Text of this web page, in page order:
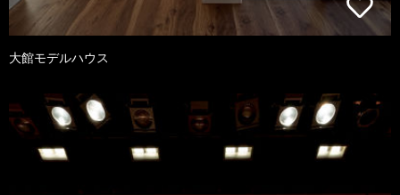
大館モデルハウス